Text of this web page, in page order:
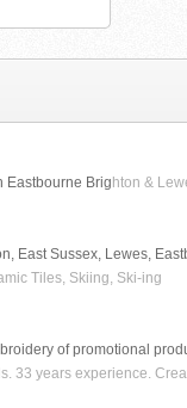
Eastbourne Brig hton &
East Sussex, Lewes,
Tiles, Skiing, Ski-ing
of promotional
33 years experience.